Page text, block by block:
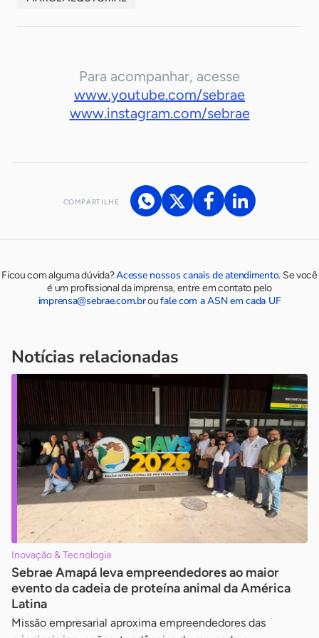
Para acompanhar, acesse
www.youtube.com/sebrae
www.instagram.com/sebrae
COMPARTILHE
Ficou com alguma dúvida?Acesse nossos canais de atendimento. Se você
é um profissional da imprensa, entre em contato pelo
imprensa@sebrae.com.broufale com a ASN em cada UF
Notícias relacionadas
Inovação & Tecnologia
Sebrae Amapá leva empreendedores ao maior
evento da cadeia de proteína animal da América
Latina
Missão empresarial aproxima empreendedores das